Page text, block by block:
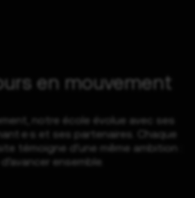
en mouvement
notre école évolue avec ses
et ses partenaires. Chaque
témoigne d’une même ambition :
d’avancer ensemble.